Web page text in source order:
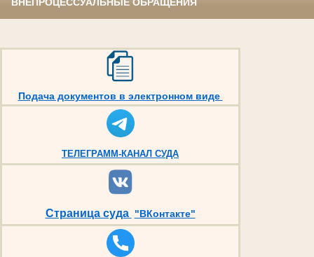
Подача документов в электронном виде
ТЕЛЕГРАММ-КАНАЛ СУДА
Страница суда "ВКонтакте"